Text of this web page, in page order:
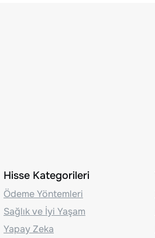
Hisse Kategorileri
Ödeme Yöntemleri
Sağlık ve İyi Yaşam
Yapay Zeka